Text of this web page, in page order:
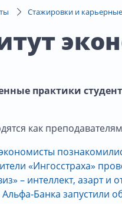
Стажировки и
практики
как
«Ингосстраха»
– интеллект, азарт и
Банка запустили